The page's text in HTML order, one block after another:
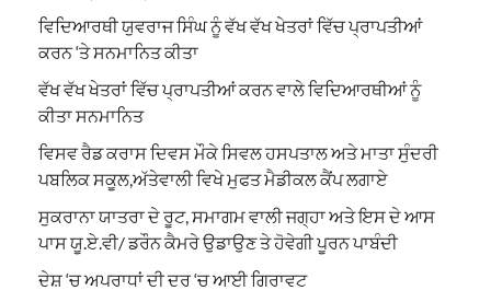
ਵਿਦਿਆਰਥੀ ਯੁਵਰਾਜ ਸਿੰਘ ਨੂੰ ਵੱਖ ਵੱਖ ਖੇਤਰਾਂ ਵਿੱਚ ਪ੍ਰਾਪਤੀਆਂ
ਕਰਨ ‘ਤੇ ਸਨਮਾਨਿਤ ਕੀਤਾ
ਵੱਖ ਵੱਖ ਖੇਤਰਾਂ ਵਿੱਚ ਪ੍ਰਾਪਤੀਆਂ ਕਰਨ ਵਾਲੇ ਵਿਦਿਆਰਥੀਆਂ ਨੂੰ
ਕੀਤਾ ਸਨਮਾਨਿਤ
ਵਿਸਵ ਰੈਡ ਕਰਾਸ ਦਿਵਸ ਮੌਕੇ ਸਿਵਲ ਹਸਪਤਾਲ ਅਤੇ ਮਾਤਾ ਸੁੰਦਰੀ
ਪਬਲਿਕ ਸਕੂਲ,ਅੱਤੇਵਾਲੀ ਵਿਖੇ ਮੁਫਤ ਮੈਡੀਕਲ ਕੈਂਪ ਲਗਾਏ
ਸੁਕਰਾਨਾ ਯਾਤਰਾ ਦੇ ਰੂਟ, ਸਮਾਗਮ ਵਾਲੀ ਜਗ੍ਹਾ ਅਤੇ ਇਸ ਦੇ ਆਸ
ਪਾਸ ਯੂ.ਏ.ਵੀ/ ਡਰੌਨ ਕੈਮਰੇ ਉਡਾਉਣ ਤੇ ਹੋਵੇਗੀ ਪੂਰਨ ਪਾਬੰਦੀ
ਦੇਸ਼ ‘ਚ ਅਪਰਾਧਾਂ ਦੀ ਦਰ ‘ਚ ਆਈ ਗਿਰਾਵਟ